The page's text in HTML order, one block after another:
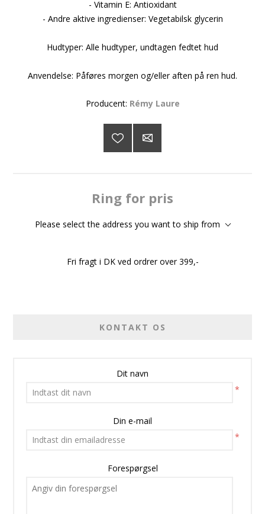
- Vitamin E: Antioxidant
- Andre aktive ingredienser: Vegetabilsk glycerin
Hudtyper: Alle hudtyper, undtagen fedtet hud
Anvendelse: Påføres morgen og/eller aften på ren hud.
Producent: Rémy Laure
Ring for pris
Please select the address you want to ship from
Fri fragt i DK ved ordrer over 399,-
KONTAKT OS
Dit navn
*
Din e-mail
*
Forespørgsel